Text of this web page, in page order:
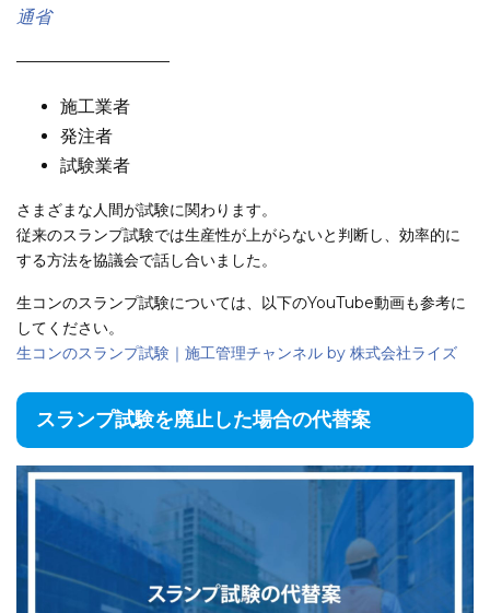
通省
——————————
施工業者
発注者
試験業者
さまざまな人間が試験に関わります。
従来のスランプ試験では生産性が上がらないと判断し、効率的に
する方法を協議会で話し合いました。
生コンのスランプ試験については、以下のYouTube動画も参考に
してください。
生コンのスランプ試験｜施工管理チャンネル by 株式会社ライズ
スランプ試験を廃止した場合の代替案